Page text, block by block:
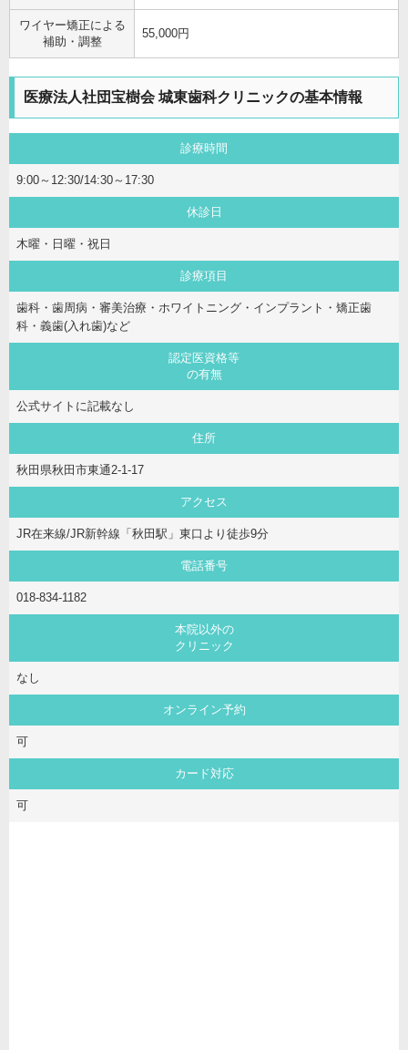
ワイヤー矯正による
補助・調整
55,000円
医療法人社団宝樹会 城東歯科クリニックの基本情報
診療時間
9:00～12:30/14:30～17:30
休診日
木曜・日曜・祝日
診療項目
歯科・歯周病・審美治療・ホワイトニング・インプラント・矯正歯
科・義歯(入れ歯)など
認定医資格等
の有無
公式サイトに記載なし
住所
秋田県秋田市東通2-1-17
アクセス
JR在来線/JR新幹線「秋田駅」東口より徒歩9分
電話番号
018-834-1182
本院以外の
クリニック
なし
オンライン予約
可
カード対応
可